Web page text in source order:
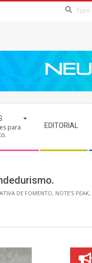
para
EDITORIAL
DE FOMENTO, NOTE’S PEAK,